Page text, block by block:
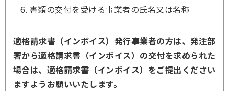
書類の交付を受ける事業者の氏名又は名称
適格請求書（インボイス）発行事業者の方は、発注部
署から適格請求書（インボイス）の交付を求められた
場合は、適格請求書（インボイス）をご提出ください
ますようお願いいたします。